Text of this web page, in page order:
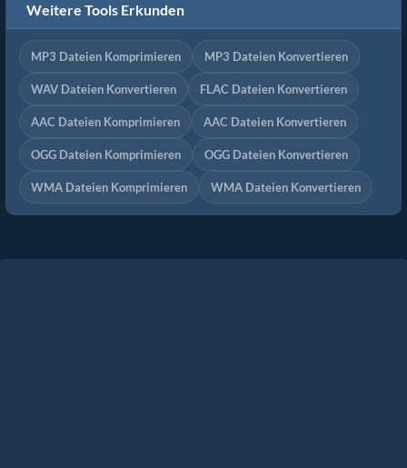
Weitere Tools Erkunden
MP3 Dateien Komprimieren MP3 Dateien Konvertieren
WAV Dateien Konvertieren FLAC Dateien Konvertieren
AAC Dateien Komprimieren AAC Dateien Konvertieren
OGG Dateien Komprimieren OGG Dateien Konvertieren
WMA Dateien Komprimieren WMA Dateien Konvertieren